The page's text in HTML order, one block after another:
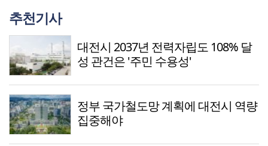
추천기사
대전시 2037년 전력자립도 108% 달
성 관건은 '주민 수용성'
정부 국가철도망 계획에 대전시 역량
집중해야